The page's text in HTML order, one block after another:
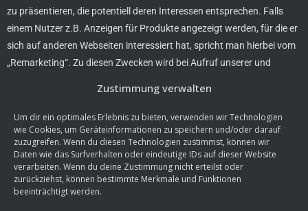
Zustimmung verwalten
Um dir ein optimales Erlebnis zu bieten, verwenden wir Technologien
wie Cookies, um Geräteinformationen zu speichern und/oder darauf
zuzugreifen. Wenn du diesen Technologien zustimmst, können wir
Daten wie das Surfverhalten oder eindeutige IDs auf dieser Website
verarbeiten. Wenn du deine Zustimmung nicht erteilst oder
zurückziehst, können bestimmte Merkmale und Funktionen
beeinträchtigt werden.
zu präsentieren, die potentiell deren Interessen entsprechen. Falls
einem Nutzer z.B. Anzeigen für Produkte angezeigt werden, für die er
sich auf anderen Webseiten interessiert hat, spricht man hierbei vom
„Remarketing“. Zu diesen Zwecken wird bei Aufruf unserer und
unmittelbar durch Google ein Code von Google ausgeführt und es
werden sog. (Re)marketing-Tags (unsichtbare Grafiken oder Code,
auch als “Web Beacons” bezeichnet) in die Webseite eingebunden. Mit
deren Hilfe wird auf dem Gerät der Nutzer ein individuelles Cookie,
d.h. eine kleine Datei abgespeichert (statt Cookies können auch
vergleichbare Technologien verwendet werden). Die Cookies können
von verschiedenen Domains gesetzt werden, unter anderem von